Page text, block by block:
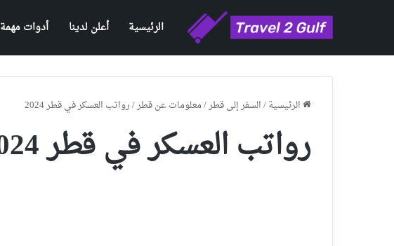
الرئيسية أعلن لدينا أدوات مهمة
الرئيسية/السفر إلى قطر/معلومات عن قطر/رواتب العسكر في قطر 2024
رواتب العسكر في قطر 2024